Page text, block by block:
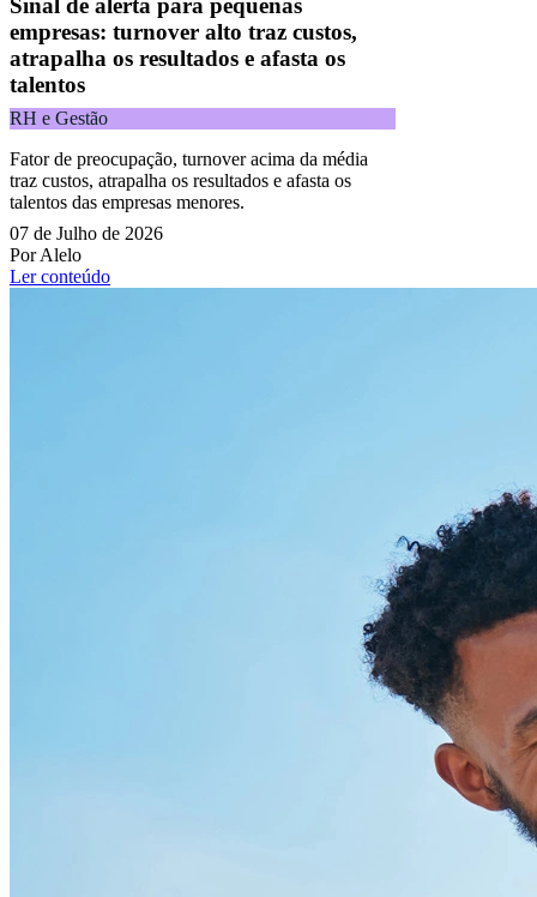
Sinal de alerta para pequenas
empresas: turnover alto traz custos,
atrapalha os resultados e afasta os
talentos
RH e Gestão
Fator de preocupação, turnover acima da média
traz custos, atrapalha os resultados e afasta os
talentos das empresas menores.
07 de Julho de 2026
Por Alelo
Ler conteúdo